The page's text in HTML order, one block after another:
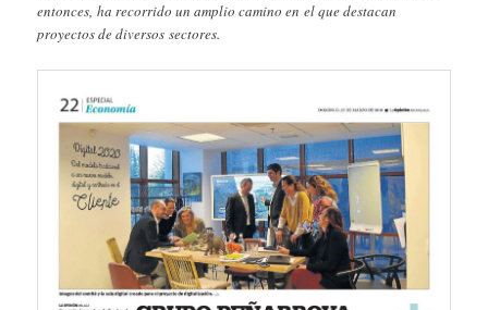
entonces, ha recorrido un amplio camino en el que destacan
proyectos de diversos sectores.